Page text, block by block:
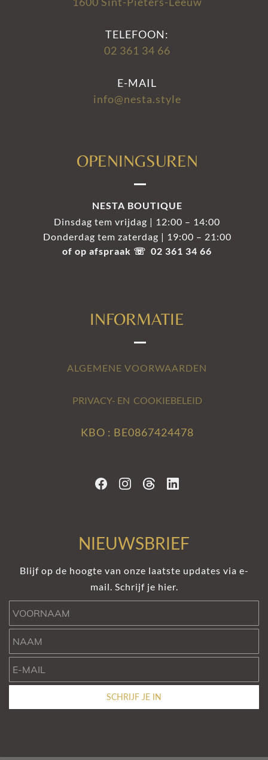
TELEFOON:
02 361 34 66
E-MAIL
info@nesta.style
OPENINGSUREN
NESTA BOUTIQUE
Dinsdag tem vrijdag | 12:00 – 14:00
Donderdag tem zaterdag | 19:00 – 21:00
of op afspraak ☏ 02 361 34 66
INFORMATIE
ALGEMENE VOORWAARDEN
PRIVACY- EN COOKIEBELEID
KBO : BE0867424478
NIEUWSBRIEF
Blijf op de hoogte van onze laatste updates via e-
mail. Schrijf je hier.
SCHRIJF JE IN